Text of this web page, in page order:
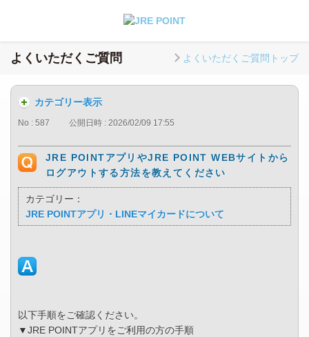
よくいただくご質問 よくいただくご質問トップ
カテゴリー表示
No : 587 公開日時 : 2026/02/09 17:55
JRE POINTアプリやJRE POINT WEBサイトから
ログアウトする方法を教えてください
カテゴリー：
JRE POINTアプリ・LINEマイカードについて
以下手順をご確認ください。
▼JRE POINTアプリをご利用の方の手順